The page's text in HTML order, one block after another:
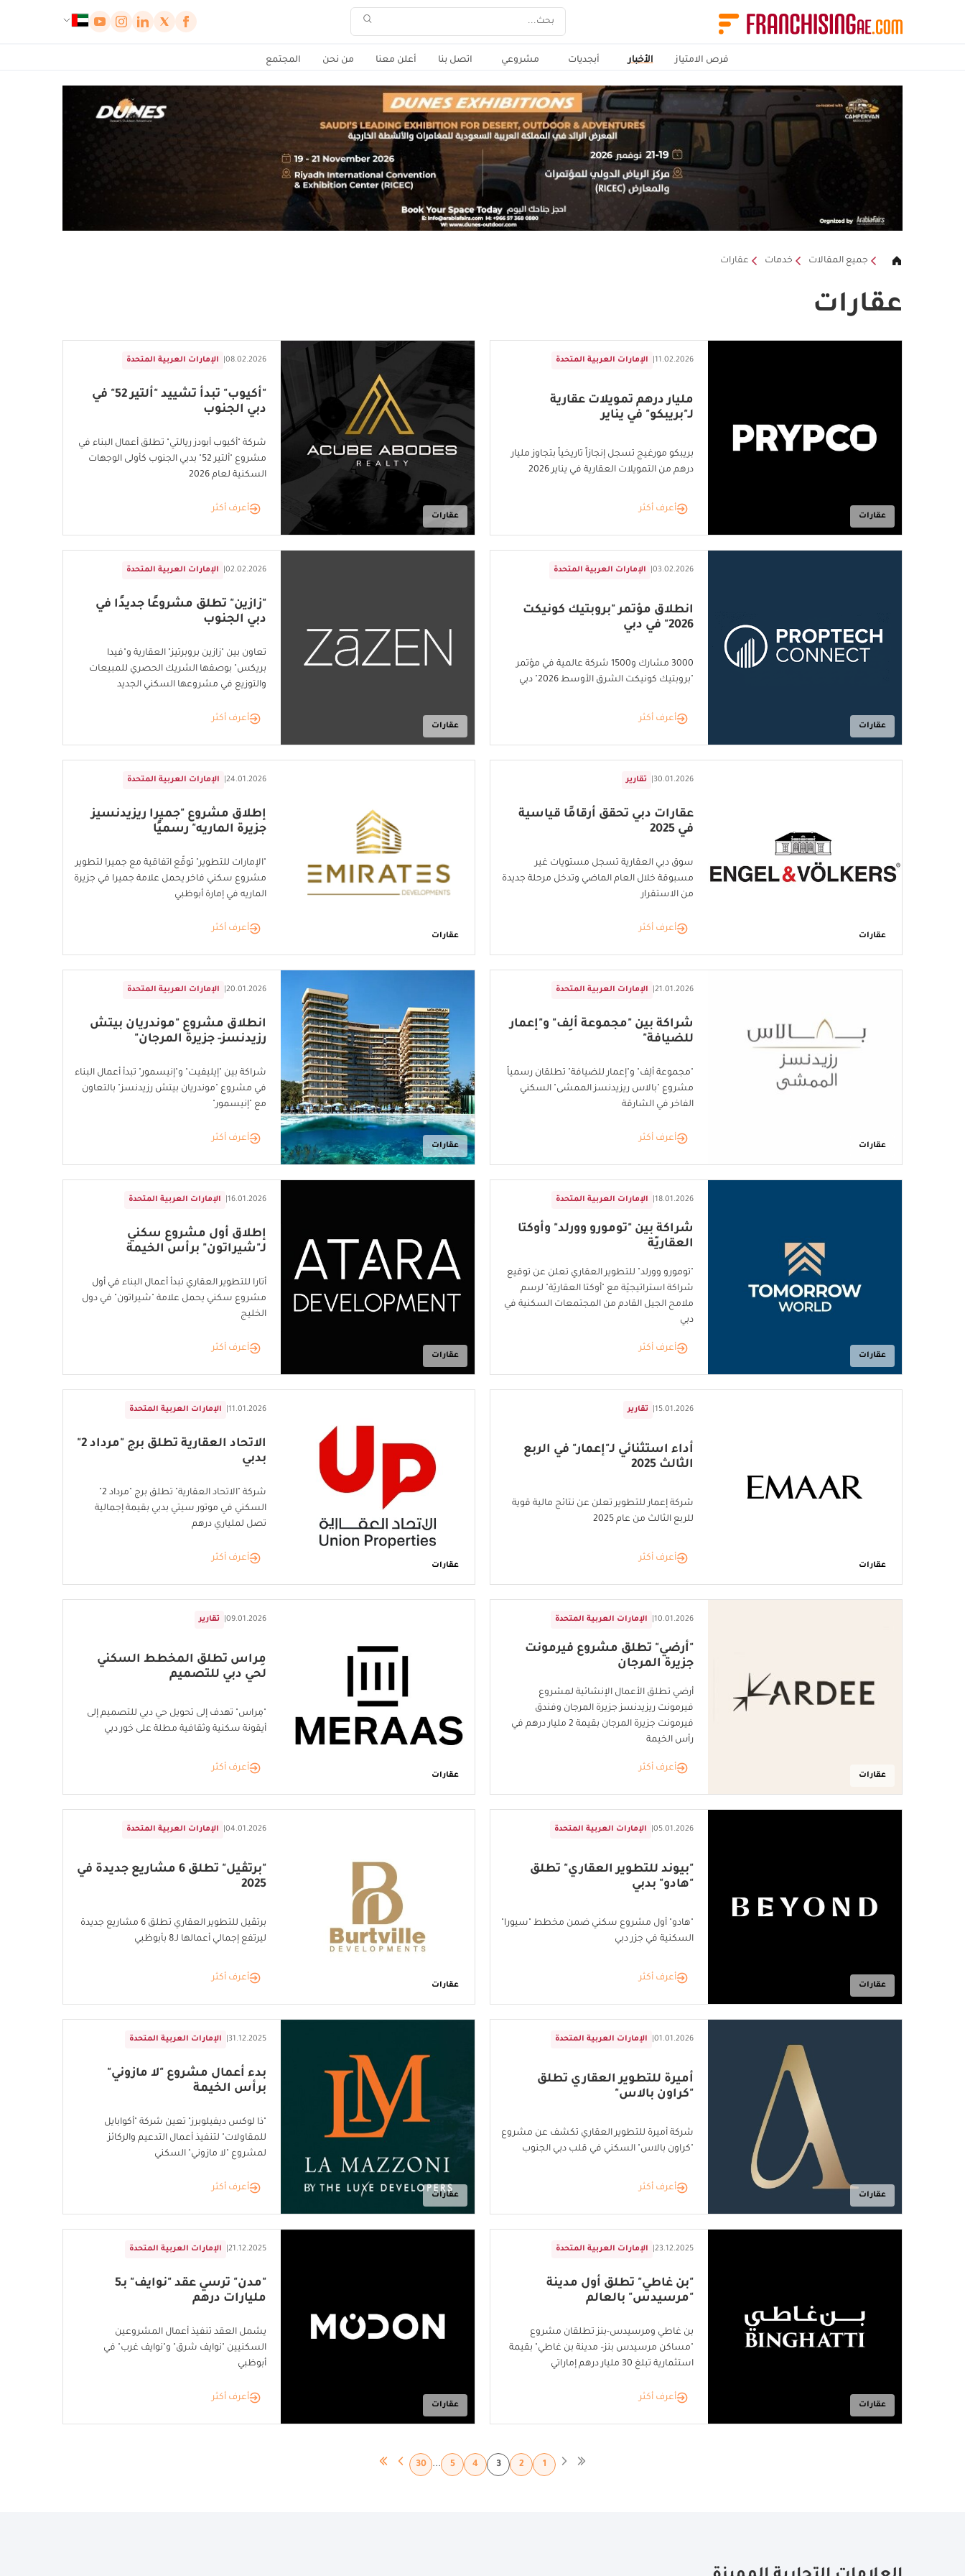
فرص الامتياز الأخبار أبجديات مشروعي اتصل بنا أعلن معنا من نحن المجتمع
جميع المقالات خدمات عقارات
عقارات
عقارات
الإمارات العربية المتحدة 11.02.2026
مليار درهم تمويلات عقارية
لـ"بريبكو" في يناير
بريبكو مورغيج تسجل إنجازاً تاريخياً بتجاوز مليار
درهم من التمويلات العقارية في يناير 2026
أعرف أكثر
عقارات
الإمارات العربية المتحدة 08.02.2026
"أكيوب" تبدأ تشييد "ألتير 52" في
دبي الجنوب
شركة "أكيوب أبودز ريالتي" تطلق أعمال البناء في
مشروع "ألتير 52" بدبي الجنوب كأولى الوجهات
السكنية لعام 2026
أعرف أكثر
عقارات
الإمارات العربية المتحدة 03.02.2026
انطلاق مؤتمر "بروبتيك كونيكت
2026" في دبي
3000 مشارك و1500 شركة عالمية في مؤتمر
"بروبتيك كونيكت الشرق الأوسط 2026" دبي
أعرف أكثر
عقارات
الإمارات العربية المتحدة 02.02.2026
"زازين" تطلق مشروعًا جديدًا في
دبي الجنوب
تعاون بين "زازين بروبرتيز" العقارية و"فيدا
بريكس" بوصفها الشريك الحصري للمبيعات
والتوزيع في مشروعها السكني الجديد
أعرف أكثر
عقارات
تقارير 30.01.2026
عقارات دبي تحقق أرقامًا قياسية
في 2025
سوق دبي العقارية تسجل مستويات غير
مسبوقة خلال العام الماضي وتدخل مرحلة جديدة
من الاستقرار
أعرف أكثر
عقارات
الإمارات العربية المتحدة 24.01.2026
إطلاق مشروع "جميرا ريزيدنسيز
جزيرة الماريه" رسميًا
"الإمارات للتطوير" توقّع اتفاقية مع جميرا لتطوير
مشروع سكني فاخر يحمل علامة جميرا في جزيرة
الماريه في إمارة أبوظبي
أعرف أكثر
عقارات
الإمارات العربية المتحدة 21.01.2026
شراكة بين "مجموعة ألِف" و"إعمار
للضيافة"
"مجموعة ألِف" و"إعمار للضيافة" تطلقان رسمياً
مشروع "بالاس ريزيدنسز الممشى" السكني
الفاخر في الشارقة
أعرف أكثر
عقارات
الإمارات العربية المتحدة 20.01.2026
انطلاق مشروع "موندريان بيتش
رزيدنسز- جزيرة المرجان"
شراكة بين "إيليفيت" و"إنيسمور" تبدأ أعمال البناء
في مشروع "موندريان بيتش رزيدنسز" بالتعاون
مع "إنيسمور"
أعرف أكثر
عقارات
الإمارات العربية المتحدة 18.01.2026
شراكة بين "تومورو وورلد" وأوكتا
العقاريّة
"تومورو وورلد" للتطوير العقاري تعلن عن توقيع
شراكة استراتيجيّة مع "أوكتا العقاريّة" لرسم
ملامح الجيل القادم من المجتمعات السكنية في
دبي
أعرف أكثر
عقارات
الإمارات العربية المتحدة 16.01.2026
إطلاق أول مشروع سكني
لـ"شيراتون" برأس الخيمة
أتارا للتطوير العقاري تبدأ أعمال البناء في أول
مشروع سكني يحمل علامة "شيراتون" في دول
الخليج
أعرف أكثر
عقارات
تقارير 15.01.2026
أداء استثنائي لـ"إعمار" في الربع
الثالث 2025
شركة إعمار للتطوير تعلن عن نتائج مالية قوية
للربع الثالث من عام 2025
أعرف أكثر
عقارات
الإمارات العربية المتحدة 11.01.2026
الاتحاد العقارية تطلق برج "مرداد 2"
بدبي
السكني في موتور سيتي بدبي بقيمة إجمالية
تصل لملياري درهم
أعرف أكثر
عقارات
الإمارات العربية المتحدة 10.01.2026
"أرضي" تطلق مشروع فيرمونت
جزيرة المرجان
أرضي تطلق الأعمال الإنشائية لمشروع
فيرمونت ريزيدنسز جزيرة المرجان وفندق
فيرمونت جزيرة المرجان بقيمة 2 مليار درهم في
رأس الخيمة
أعرف أكثر
عقارات
تقارير 09.01.2026
مِراس تطلق المخطط السكني
لحي دبي للتصميم
"مِراس" تهدف إلى تحويل حي دبي للتصميم إلى
أيقونة سكنية وثقافية مطلة على خور دبي
أعرف أكثر
عقارات
الإمارات العربية المتحدة 05.01.2026
"بيوند للتطوير العقاري" تطلق
"هادو" بدبي
"هادو" أول مشروع سكني ضمن مخطط "سيورا"
السكنية في جزر دبي
أعرف أكثر
عقارات
الإمارات العربية المتحدة 04.01.2026
"برتڤيل" تطلق 6 مشاريع جديدة في
2025
برتڤيل للتطوير العقاري تطلق 6 مشاريع جديدة
ليرتفع إجمالي أعمالها لـ8 بأبوظبي
أعرف أكثر
عقارات
الإمارات العربية المتحدة 01.01.2026
أميرة للتطوير العقاري تطلق
"كراون بالاس"
شركة أميرة للتطوير العقاري تكشف عن مشروع
"كراون بالاس" السكني في قلب دبي الجنوب
أعرف أكثر
عقارات
الإمارات العربية المتحدة 31.12.2025
بدء أعمال مشروع "لا مازوني"
برأس الخيمة
"ذا لوكس ديفيلوبرز" تعين شركة "أكوابايل
للمقاولات" لتنفيذ أعمال التدعيم والركائز
لمشروع "لا مازوني" السكني
أعرف أكثر
عقارات
الإمارات العربية المتحدة 23.12.2025
"بن غاطي" تطلق أول مدينة
"مرسيدس" بالعالم
بن غاطي ومرسيدس-بنز تطلقان مشروع
"مساكن مرسيدس بنز– مدينة بن غاطي" بقيمة
استثمارية تبلغ 30 مليار درهم إماراتي
أعرف أكثر
عقارات
الإمارات العربية المتحدة 21.12.2025
"مدن" ترسي عقد "نوايف" بـ5
مليارات درهم
يشمل العقد تنفيذ أعمال المشروعين
السكنيين "نوايف شرق" و"نوايف غرب" في
أبوظبي
أعرف أكثر
1
2
3
4
5
...
30
لوحة إدارة ملفات تعريف الارتباط